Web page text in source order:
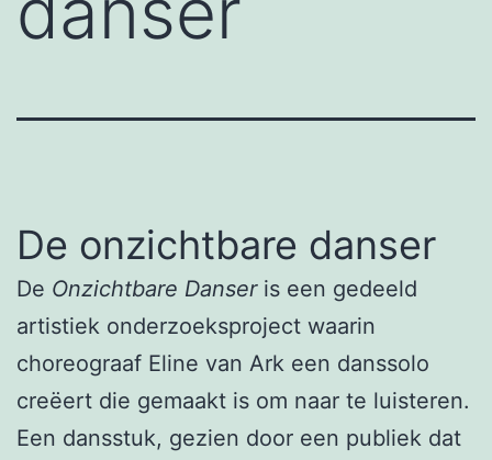
De onzichtbare danser
De Onzichtbare Danseris een gedeeld
artistiek onderzoeksproject waarin
choreograaf Eline van Ark een danssolo
creëert die gemaakt is om naar te luisteren.
Een dansstuk, gezien door een publiek dat